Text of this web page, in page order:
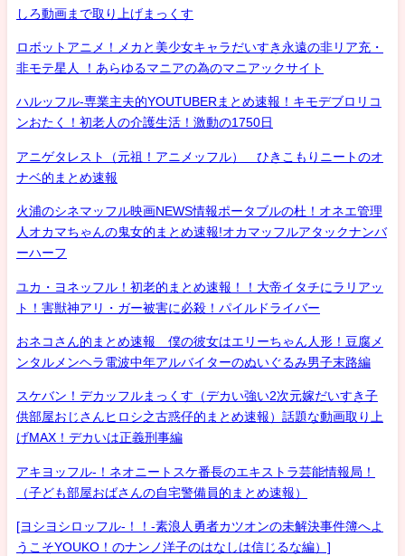
しろ動画まで取り上げまっくす
ロボットアニメ！メカと美少女キャラだいすき永遠の非リア充・
非モテ星人 ！あらゆるマニアの為のマニアックサイト
ハルッフル-専業主夫的YOUTUBERまとめ速報！キモデブロリコ
ンおたく！初老人の介護生活！激動の1750日
アニゲタレスト（元祖！アニメッフル） ひきこもりニートのオ
ナベ的まとめ速報
火浦のシネマッフル映画NEWS情報ポータブルの杜！オネエ管理
人オカマちゃんの鬼女的まとめ速報!オカマッフルアタックナンバ
ーハーフ
ユカ・ヨネッフル！初老的まとめ速報！！大帝イタチにラリアッ
ト！害獣神アリ・ガー被害に必殺！パイルドライバー
おネコさん的まとめ速報 僕の彼女はエリーちゃん人形！豆腐メ
ンタルメンヘラ電波中年アルバイターのぬいぐるみ男子末路編
スケバン！デカッフルまっくす（デカい強い2次元嫁だいすき子
供部屋おじさんヒロシ之古惑仔的まとめ速報）話題な動画取り上
げMAX！デカいは正義刑事編
アキヨッフル-！ネオニートスケ番長のエキストラ芸能情報局！
（子ども部屋おばさんの自宅警備員的まとめ速報）
[ヨシヨシロッフル-！！-素浪人勇者カツオンの未解決事件簿へよ
うこそYOUKO！のナンノ洋子のはなしは信じるな編）]